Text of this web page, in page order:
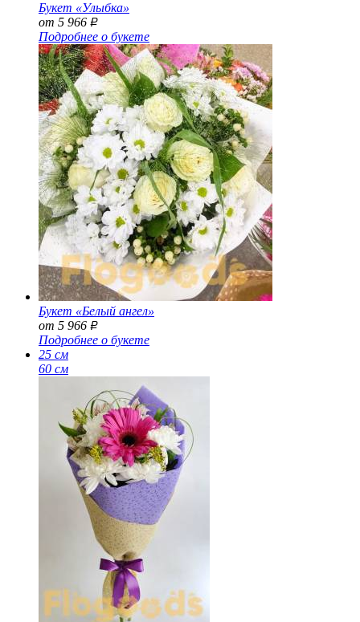
Букет «Улыбка»
от 5 966 Р
Подробнее о букете
Букет «Белый ангел»
от 5 966 Р
Подробнее о букете
25 см
60 см